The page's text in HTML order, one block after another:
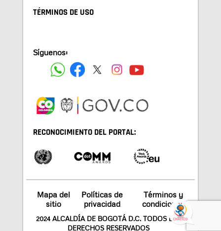
TÉRMINOS DE USO
Síguenos:
RECONOCIMIENTO DEL PORTAL:
Mapa del
sitio
Políticas de
privacidad
Términos y
condiciones
2024 ALCALDÍA DE BOGOTÁ D.C. TODOS LOS
DERECHOS RESERVADOS